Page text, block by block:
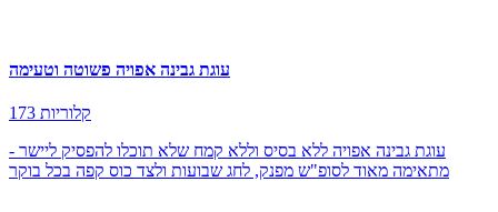
עוגת גבינה אפויה פשוטה וטעימה
173 קלוריות
עוגת גבינה אפויה ללא בסיס וללא קמח שלא תוכלו להפסיק ליישר -
מתאימה מאוד לסופ"ש מפנק, לחג שבועות ולצד כוס קפה בכל בוקר